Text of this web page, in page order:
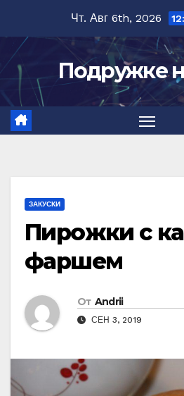
содержимому
Чт. Авг 6th, 2026
Подружке
ЗАКУСКИ
Пирожки с
фаршем
От Andrii
СЕН 3, 2019